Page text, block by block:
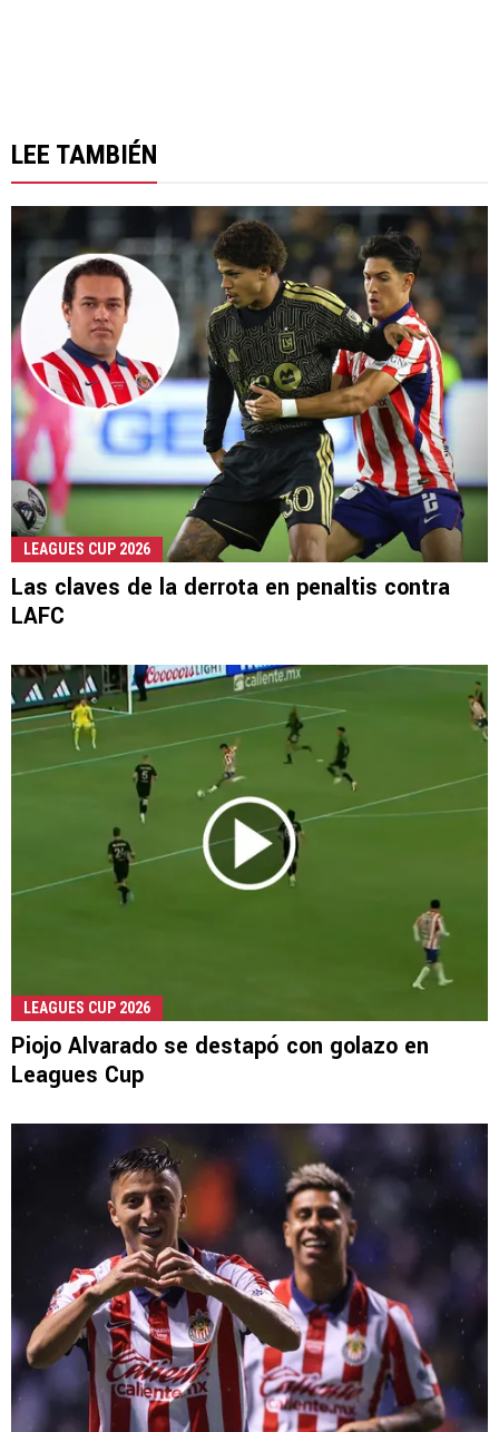
LEE TAMBIÉN
LEAGUES CUP 2026
Las claves de la derrota en penaltis contra
LAFC
LEAGUES CUP 2026
Piojo Alvarado se destapó con golazo en
Leagues Cup